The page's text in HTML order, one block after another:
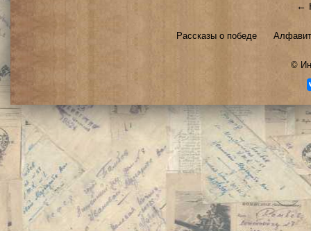
←
Рассказы о победе
©